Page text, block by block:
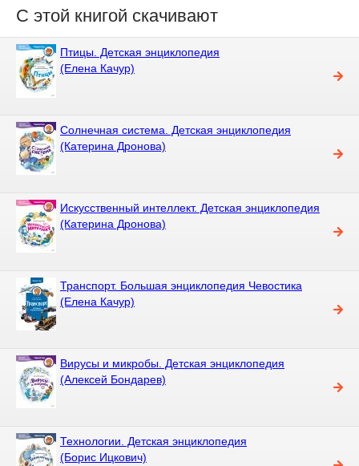
С этой книгой скачивают
Птицы. Детская энциклопедия
(Елена Качур)
Солнечная система. Детская энциклопедия
(Катерина Дронова)
Искусственный интеллект. Детская энциклопедия
(Катерина Дронова)
Транспорт. Большая энциклопедия Чевостика
(Елена Качур)
Вирусы и микробы. Детская энциклопедия
(Алексей Бондарев)
Технологии. Детская энциклопедия
(Борис Ицкович)